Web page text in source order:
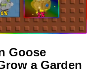
Goose
a Garden